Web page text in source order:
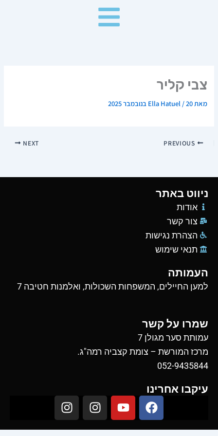
צבי קליר
מאת Ella Hatuel /20 בנובמבר 2025
NEXT
ניווט באתר
אודות
צור קשר
הצהרת נגישות
תנאי שימוש
העמותה
למען החיילים, המשפחות השכולות, ואלמנות חטיבה 7
שמרו על קשר
עמותת סער מגולן 7
מרכז המורשת – צומת קצביה רמה"ג.
052-9435844
עיקבו אחרינו
F
a
c
Y
o
u
I
n
s
I
n
s